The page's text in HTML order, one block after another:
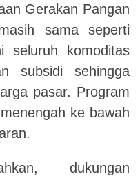
Gerakan Pangan
sama seperti
seluruh komoditas
subsidi sehingga
pasar. Program
ke bawah
dukungan